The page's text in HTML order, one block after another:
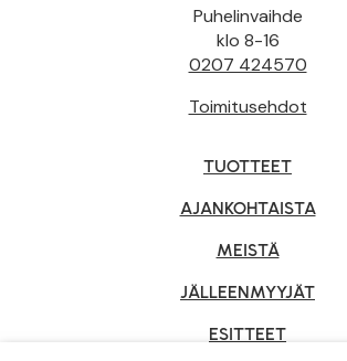
Puhelinvaihde
klo 8-16
0207 424570
Toimitusehdot
TUOTTEET
AJANKOHTAISTA
MEISTÄ
JÄLLEENMYYJÄT
ESITTEET